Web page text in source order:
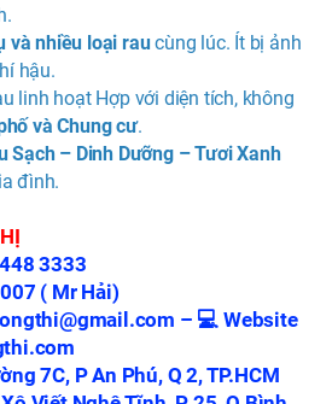
và nhiều loại raucùng lúc. Ít bị ảnh
hậu.
linh hoạt Hợp với diện tích, không
và Chung cư.
Sạch – Dinh Dưỡng – Tươi Xanh
đình.
3333
( Mr Hải)
– 💻 Website
7C, P An Phú, Q 2, TP.HCM